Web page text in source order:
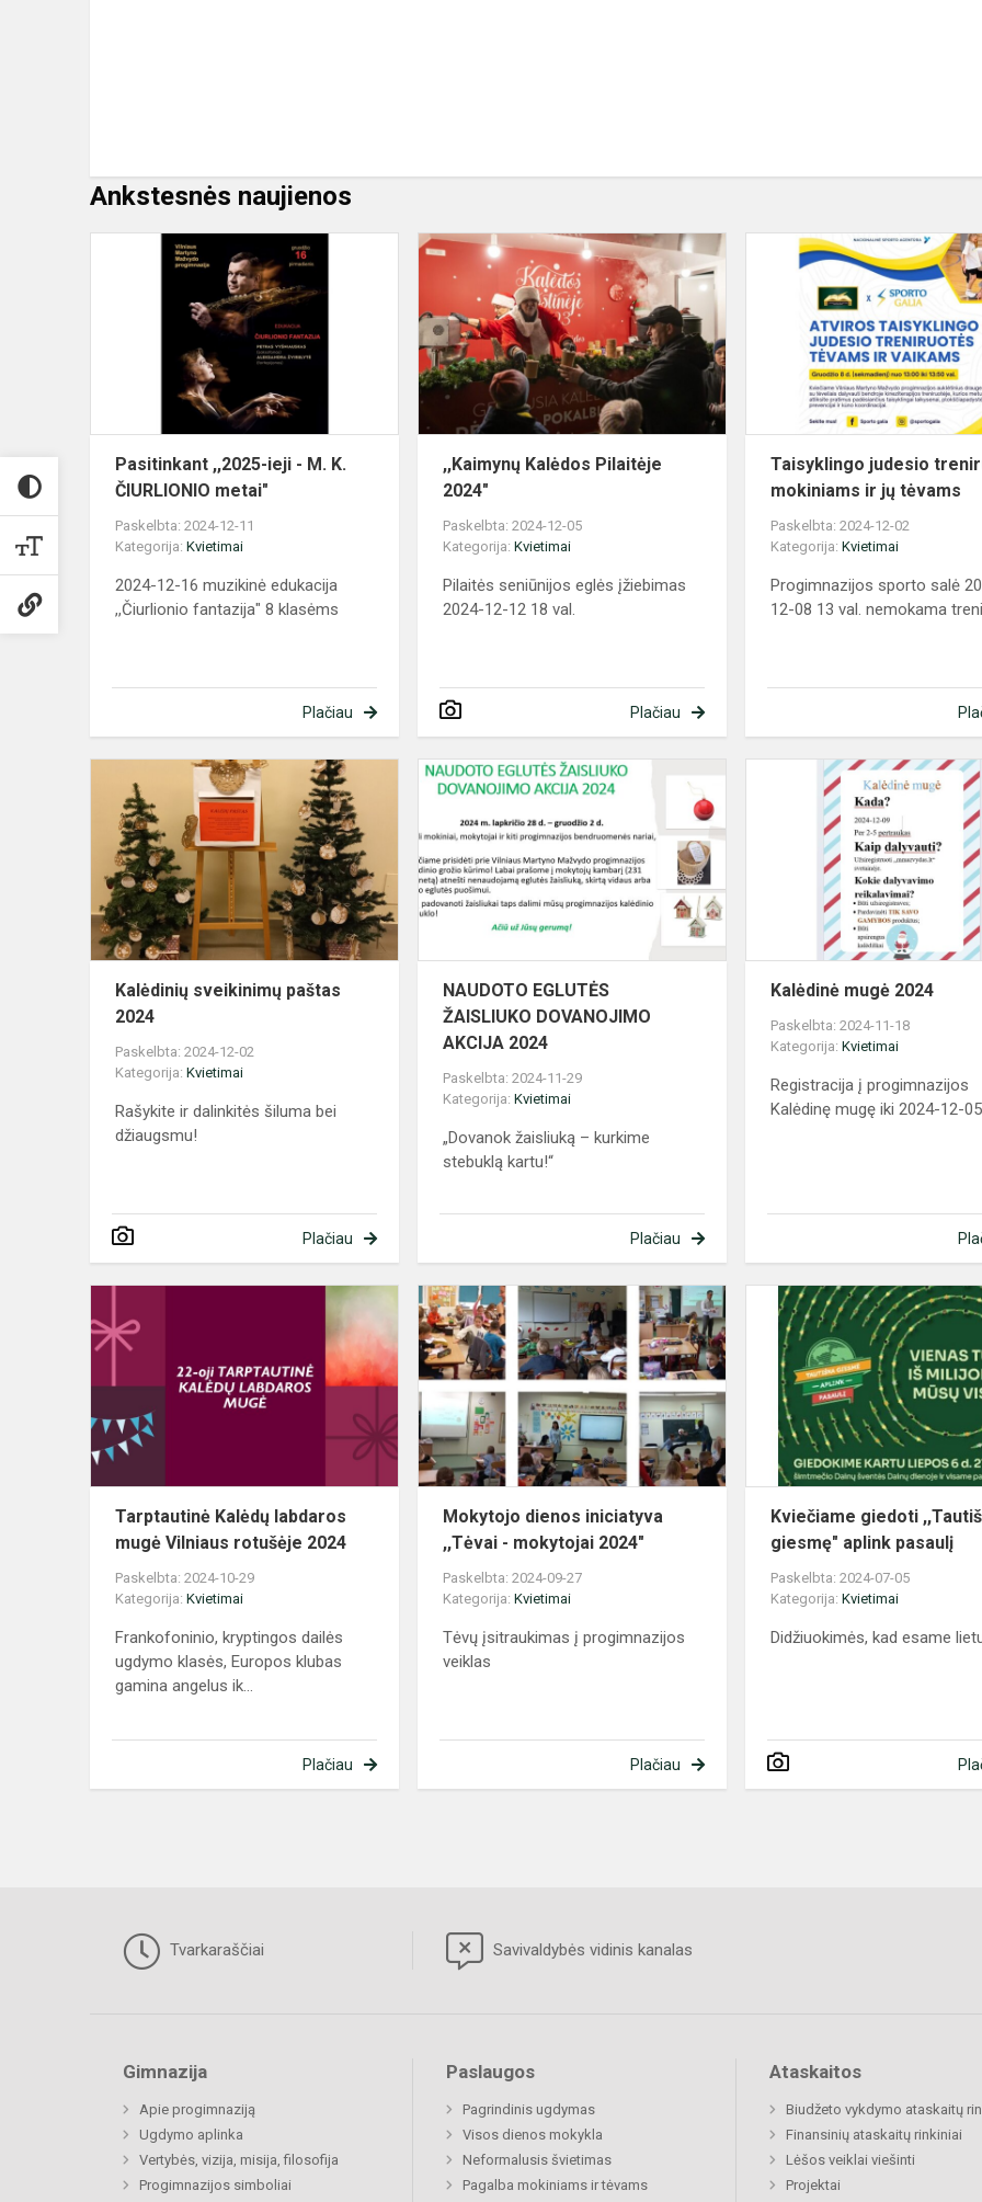
Ankstesnės naujienos
Pasitinkant
ČIURLIONIO
metai"
Pasitinkant ,,2025-ieji - M. K.
ČIURLIONIO metai"
Paskelbta: 2024-12-11
Kategorija: Kvietimai
2024-12-16 muzikinė edukacija
,,Čiurlionio fantazija" 8 klasėms
Plačiau
,,Kaimynų Kalėdos Pilaitėje
2024"
Paskelbta: 2024-12-05
Kategorija:Kvietimai
Pilaitės seniūnijos eglės įžiebimas
2024-12-12 18 val.
Plačiau
Taisyklingo judesio
mokiniams ir jų tėvams
Paskelbta: 2024-12-02
Kategorija:Kvietimai
Progimnazijos sporto salė
12-08 13 val. nemokama
Kalėdinių
sveikinimų
Kalėdinių sveikinimų paštas
2024
Paskelbta: 2024-12-02
Kategorija: Kvietimai
Rašykite ir dalinkitės šiluma bei
džiaugsmu!
Plačiau
DOVANOJIMO
NAUDOTO EGLUTĖS
ŽAISLIUKO DOVANOJIMO
AKCIJA 2024
Paskelbta: 2024-11-29
Kategorija:Kvietimai
„Dovanok žaisliuką – kurkime
stebuklą kartu!“
Plačiau
Kalėdinė mugė 2024
Paskelbta: 2024-11-18
Kategorija:Kvietimai
Registracija į progimnazijos
Kalėdinę mugę iki 2024-12-05
Tarptautinė
Kalėdų
labdaros
mugė
rotušėje
2024
Tarptautinė Kalėdų labdaros
mugė Vilniaus rotušėje 2024
Paskelbta: 2024-10-29
Kategorija: Kvietimai
Frankofoninio, kryptingos dailės
ugdymo klasės, Europos klubas
gamina angelus ik...
Plačiau
Mokytojo
dienos
iniciatyva
,,Tėvai
-
mokytojai
2024"
Mokytojo dienos iniciatyva
,,Tėvai - mokytojai 2024"
Paskelbta: 2024-09-27
Kategorija:Kvietimai
Tėvų įsitraukimas į progimnazijos
veiklas
Plačiau
Kviečiame giedoti
giesmę" aplink pasaulį
Paskelbta: 2024-07-05
Kategorija:Kvietimai
Didžiuokimės, kad esame
Tvarkaraščiai Savivaldybės vidinis kanalas
Gimnazija
Apie progimnaziją
Ugdymo aplinka
Vertybės, vizija, misija, filosofija
Progimnazijos simboliai
Paslaugos
Pagrindinis ugdymas
Visos dienos mokykla
Neformalusis švietimas
Pagalba mokiniams ir tėvams
Ataskaitos
Biudžeto vykdymo ataskaitų
Finansinių ataskaitų rinkiniai
Lėšos veiklai viešinti
Projektai